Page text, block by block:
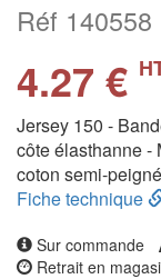
Réf 140558
4.27 €
Jersey 150 -
côte élasthanne -
coton semi-
Fiche technique
Sur commande
Retrait en